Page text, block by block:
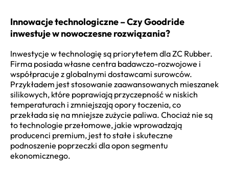
Innowacje technologiczne – Czy Goodride
inwestuje w nowoczesne rozwiązania?
Inwestycje w technologię są priorytetem dla ZC Rubber.
Firma posiada własne centra badawczo-rozwojowe i
współpracuje z globalnymi dostawcami surowców.
Przykładem jest stosowanie zaawansowanych mieszanek
silikowych, które poprawiają przyczepność w niskich
temperaturach i zmniejszają opory toczenia, co
przekłada się na mniejsze zużycie paliwa. Chociaż nie są
to technologie przełomowe, jakie wprowadzają
producenci premium, jest to stałe i skuteczne
podnoszenie poprzeczki dla opon segmentu
ekonomicznego.